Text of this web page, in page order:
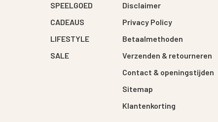
SPEELGOED
CADEAUS
LIFESTYLE
SALE
Disclaimer
Privacy Policy
Betaalmethoden
Verzenden & retourneren
Contact & openingstijden
Sitemap
Klantenkorting